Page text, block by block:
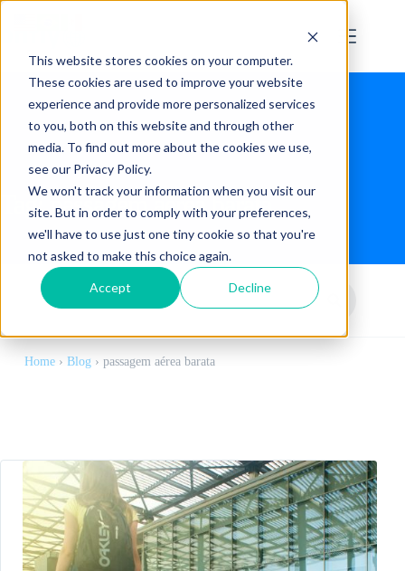
This website stores cookies on your computer.
These cookies are used to improve your website
experience and provide more personalized services
to you, both on this website and through other
media. To find out more about the cookies we use,
see our Privacy Policy.
We won't track your information when you visit our
site. But in order to comply with your preferences,
we'll have to use just one tiny cookie so that you're
not asked to make this choice again.
Accept Decline
Tag:passagem aérea barata
Home› Blog› passagem aérea barata